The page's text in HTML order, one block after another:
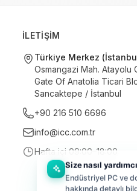
İLETİŞİM
Türkiye Merkez
Osmangazi Mah. Atayolu
Gate Of Anatolia Ticari
Sancaktepe / İstanbul
+90 216 510 6696
info@icc.com.tr
Hafta içi 09:00–18:00
Size nasıl
Endüstriyel PC ve
hakkında detaylı